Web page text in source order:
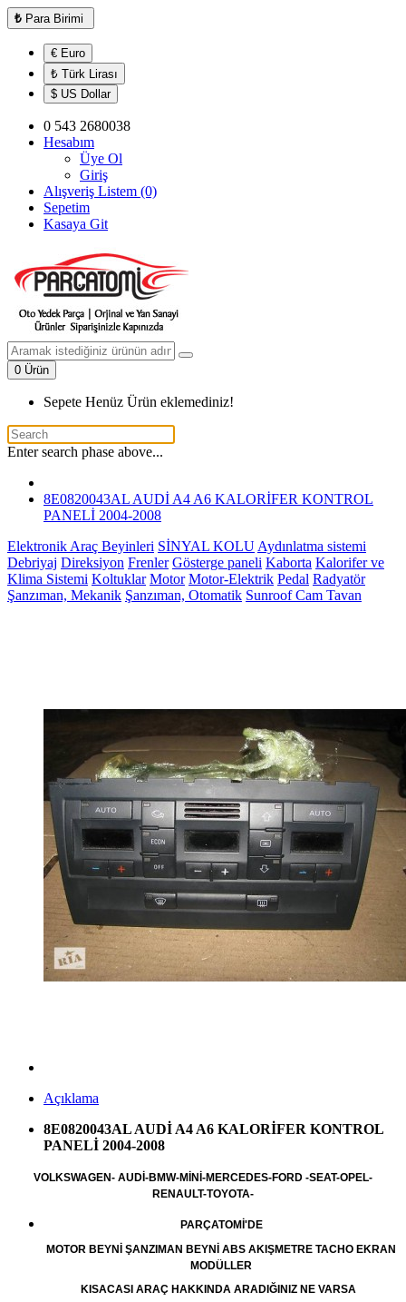
₺ Para Birimi
€ Euro
₺ Türk Lirası
$ US Dollar
0 543 2680038
Hesabım
Üye Ol
Giriş
Alışveriş Listem (0)
Sepetim
Kasaya Git
0 Ürün
Sepete Henüz Ürün eklemediniz!
Enter search phase above...
8E0820043AL AUDİ A4 A6 KALORİFER KONTROL
PANELİ 2004-2008
Elektronik Araç Beyinleri SİNYAL KOLU Aydınlatma sistemi
Debriyaj Direksiyon Frenler Gösterge paneli Kaborta Kalorifer ve
Klima Sistemi Koltuklar Motor Motor-Elektrik Pedal Radyatör
Şanzıman, Mekanik Şanzıman, Otomatik Sunroof Cam Tavan
Açıklama
8E0820043AL AUDİ A4 A6 KALORİFER KONTROL
PANELİ 2004-2008
VOLKSWAGEN- AUDİ-BMW-MİNİ-MERCEDES-FORD -SEAT-OPEL-
RENAULT-TOYOTA-
PARÇATOMİ'DE
MOTOR BEYNİ ŞANZIMAN BEYNİ ABS AKIŞMETRE TACHO EKRAN
MODÜLLER
KISACASI ARAÇ HAKKINDA ARADIĞINIZ NE VARSA